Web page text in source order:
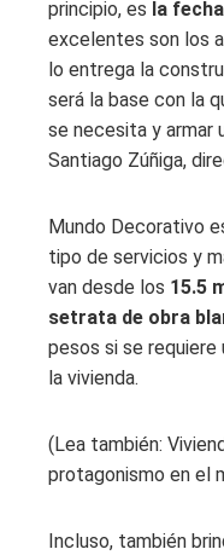
principio, es la
excelentes son los
lo entrega la
será la base con la
se necesita y armar
Santiago Zúñiga,
Mundo Decorativo
tipo de servicios y
van desde los 15.5
setrata de obra
pesos si se
la vivienda.
(Lea también:
protagonismo en el
Incluso, también